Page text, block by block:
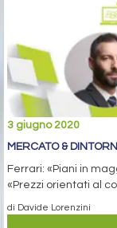
3 giugno 2020
MERCATO & DINTORNI
Ferrari: «Piani in
«Prezzi orientati al
di Davide Lorenzini